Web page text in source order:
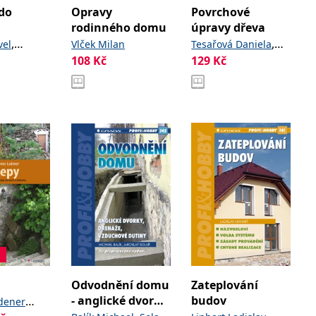
,
Opravy
rodinného domu
Vlček Milan
108 Kč
Povrchové
úpravy dřeva
Tesařová Daniela,
Hlavatý Josef
Petr
129 Kč
Odvodnění domu
- anglické dvorky,
Zateplování
budov